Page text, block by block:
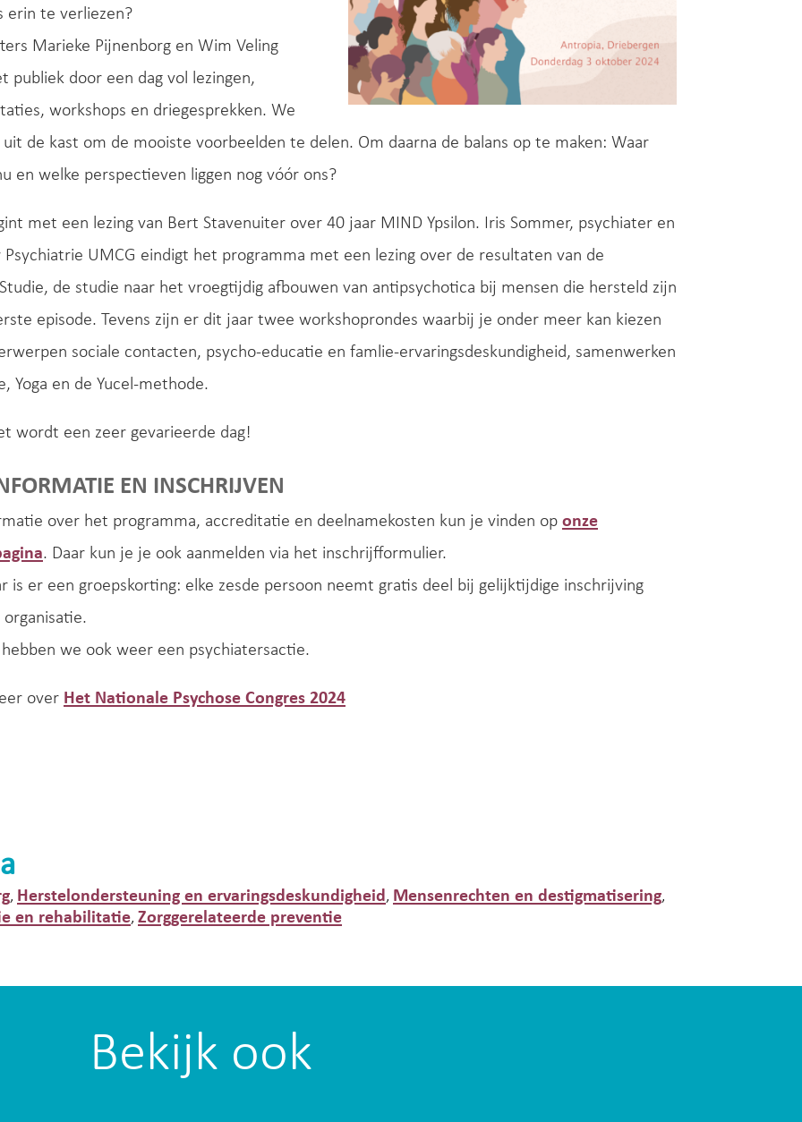
erin te verliezen?
Marieke Pijnenborg en Wim Veling
publiek door een dag vol lezingen,
workshops en driegesprekken. We
uit de kast om de mooiste voorbeelden te delen. Om daarna de balans op te maken: Waar
en welke perspectieven liggen nog vóór ons?
met een lezing van Bert Stavenuiter over 40 jaar MIND Ypsilon. Iris Sommer, psychiater en
Psychiatrie UMCG eindigt het programma met een lezing over de resultaten van de
Studie, de studie naar het vroegtijdig afbouwen van antipsychotica bij mensen die hersteld zijn
episode. Tevens zijn er dit jaar twee workshoprondes waarbij je onder meer kan kiezen
sociale contacten, psycho-educatie en famlie-ervaringsdeskundigheid, samenwerken
Yoga en de Yucel-methode.
wordt een zeer gevarieerde dag!
EN INSCHRIJVEN
over het programma, accreditatie en deelnamekosten kun je vinden op onze
. Daar kun je je ook aanmelden via het inschrijfformulier.
is er een groepskorting: elke zesde persoon neemt gratis deel bij gelijktijdige inschrijving
we ook weer een psychiatersactie.
over Het Nationale Psychose Congres 2024
, Herstelondersteuning en ervaringsdeskundigheid , Mensenrechten en destigmatisering,
en rehabilitatie, Zorggerelateerde preventie
Bekijk ook